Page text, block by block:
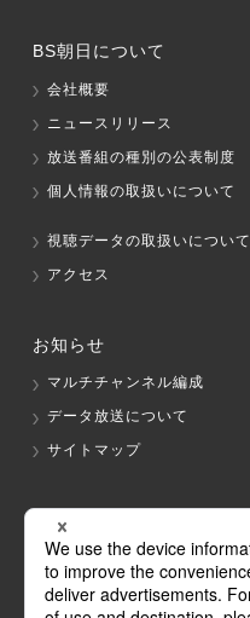
BS朝日について
会社概要
ニュースリリース
放送番組の種別の公表制度
個人情報の取扱いについて
視聴データの取扱いについて
アクセス
お知らせ
マルチチャンネル編成
データ放送について
サイトマップ
グループ会社
テレビ朝日